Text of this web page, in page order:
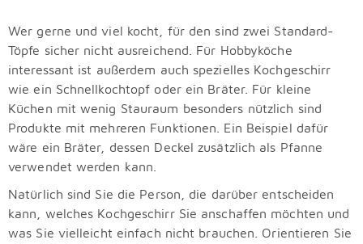
Wer gerne und viel kocht, für den sind zwei Standard-
Töpfe sicher nicht ausreichend. Für Hobbyköche
interessant ist außerdem auch spezielles Kochgeschirr
wie ein Schnellkochtopf oder ein Bräter. Für kleine
Küchen mit wenig Stauraum besonders nützlich sind
Produkte mit mehreren Funktionen. Ein Beispiel dafür
wäre ein Bräter, dessen Deckel zusätzlich als Pfanne
verwendet werden kann.
Natürlich sind Sie die Person, die darüber entscheiden
kann, welches Kochgeschirr Sie anschaffen möchten und
was Sie vielleicht einfach nicht brauchen. Orientieren Sie